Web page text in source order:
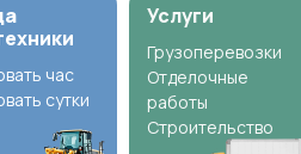
час
сутки
Услуги
Грузоперевозки
Отделочные
работы
Строительство